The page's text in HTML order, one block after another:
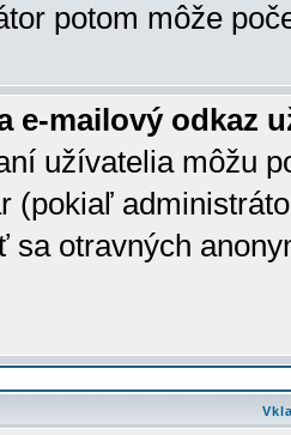
potom môže
e-mailový odkaz
užívatelia môžu
(pokiaľ
sa otravných